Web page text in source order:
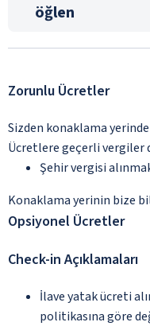
öğlen
Zorunlu Ücretler
Sizden konaklama
Ücretlere geçerli vergiler
Şehir vergisi
Konaklama yerinin bize
Opsiyonel Ücretler
Check-in Açıklamaları
İlave yatak ücreti
politikasına göre